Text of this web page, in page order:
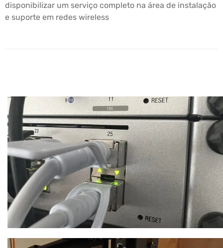
disponibilizar um serviço completo na área de instalação
e suporte em redes wireless